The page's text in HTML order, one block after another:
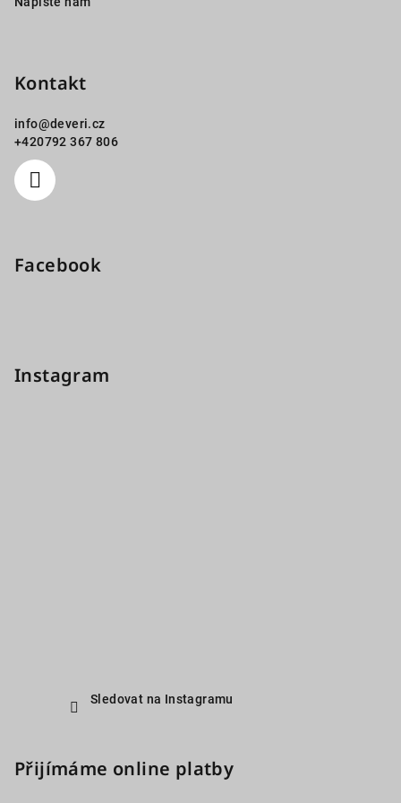
Kontakt
info@deveri.cz
+420792 367 806
Facebook
Instagram
Sledovat na Instagramu
Přijímáme online platby